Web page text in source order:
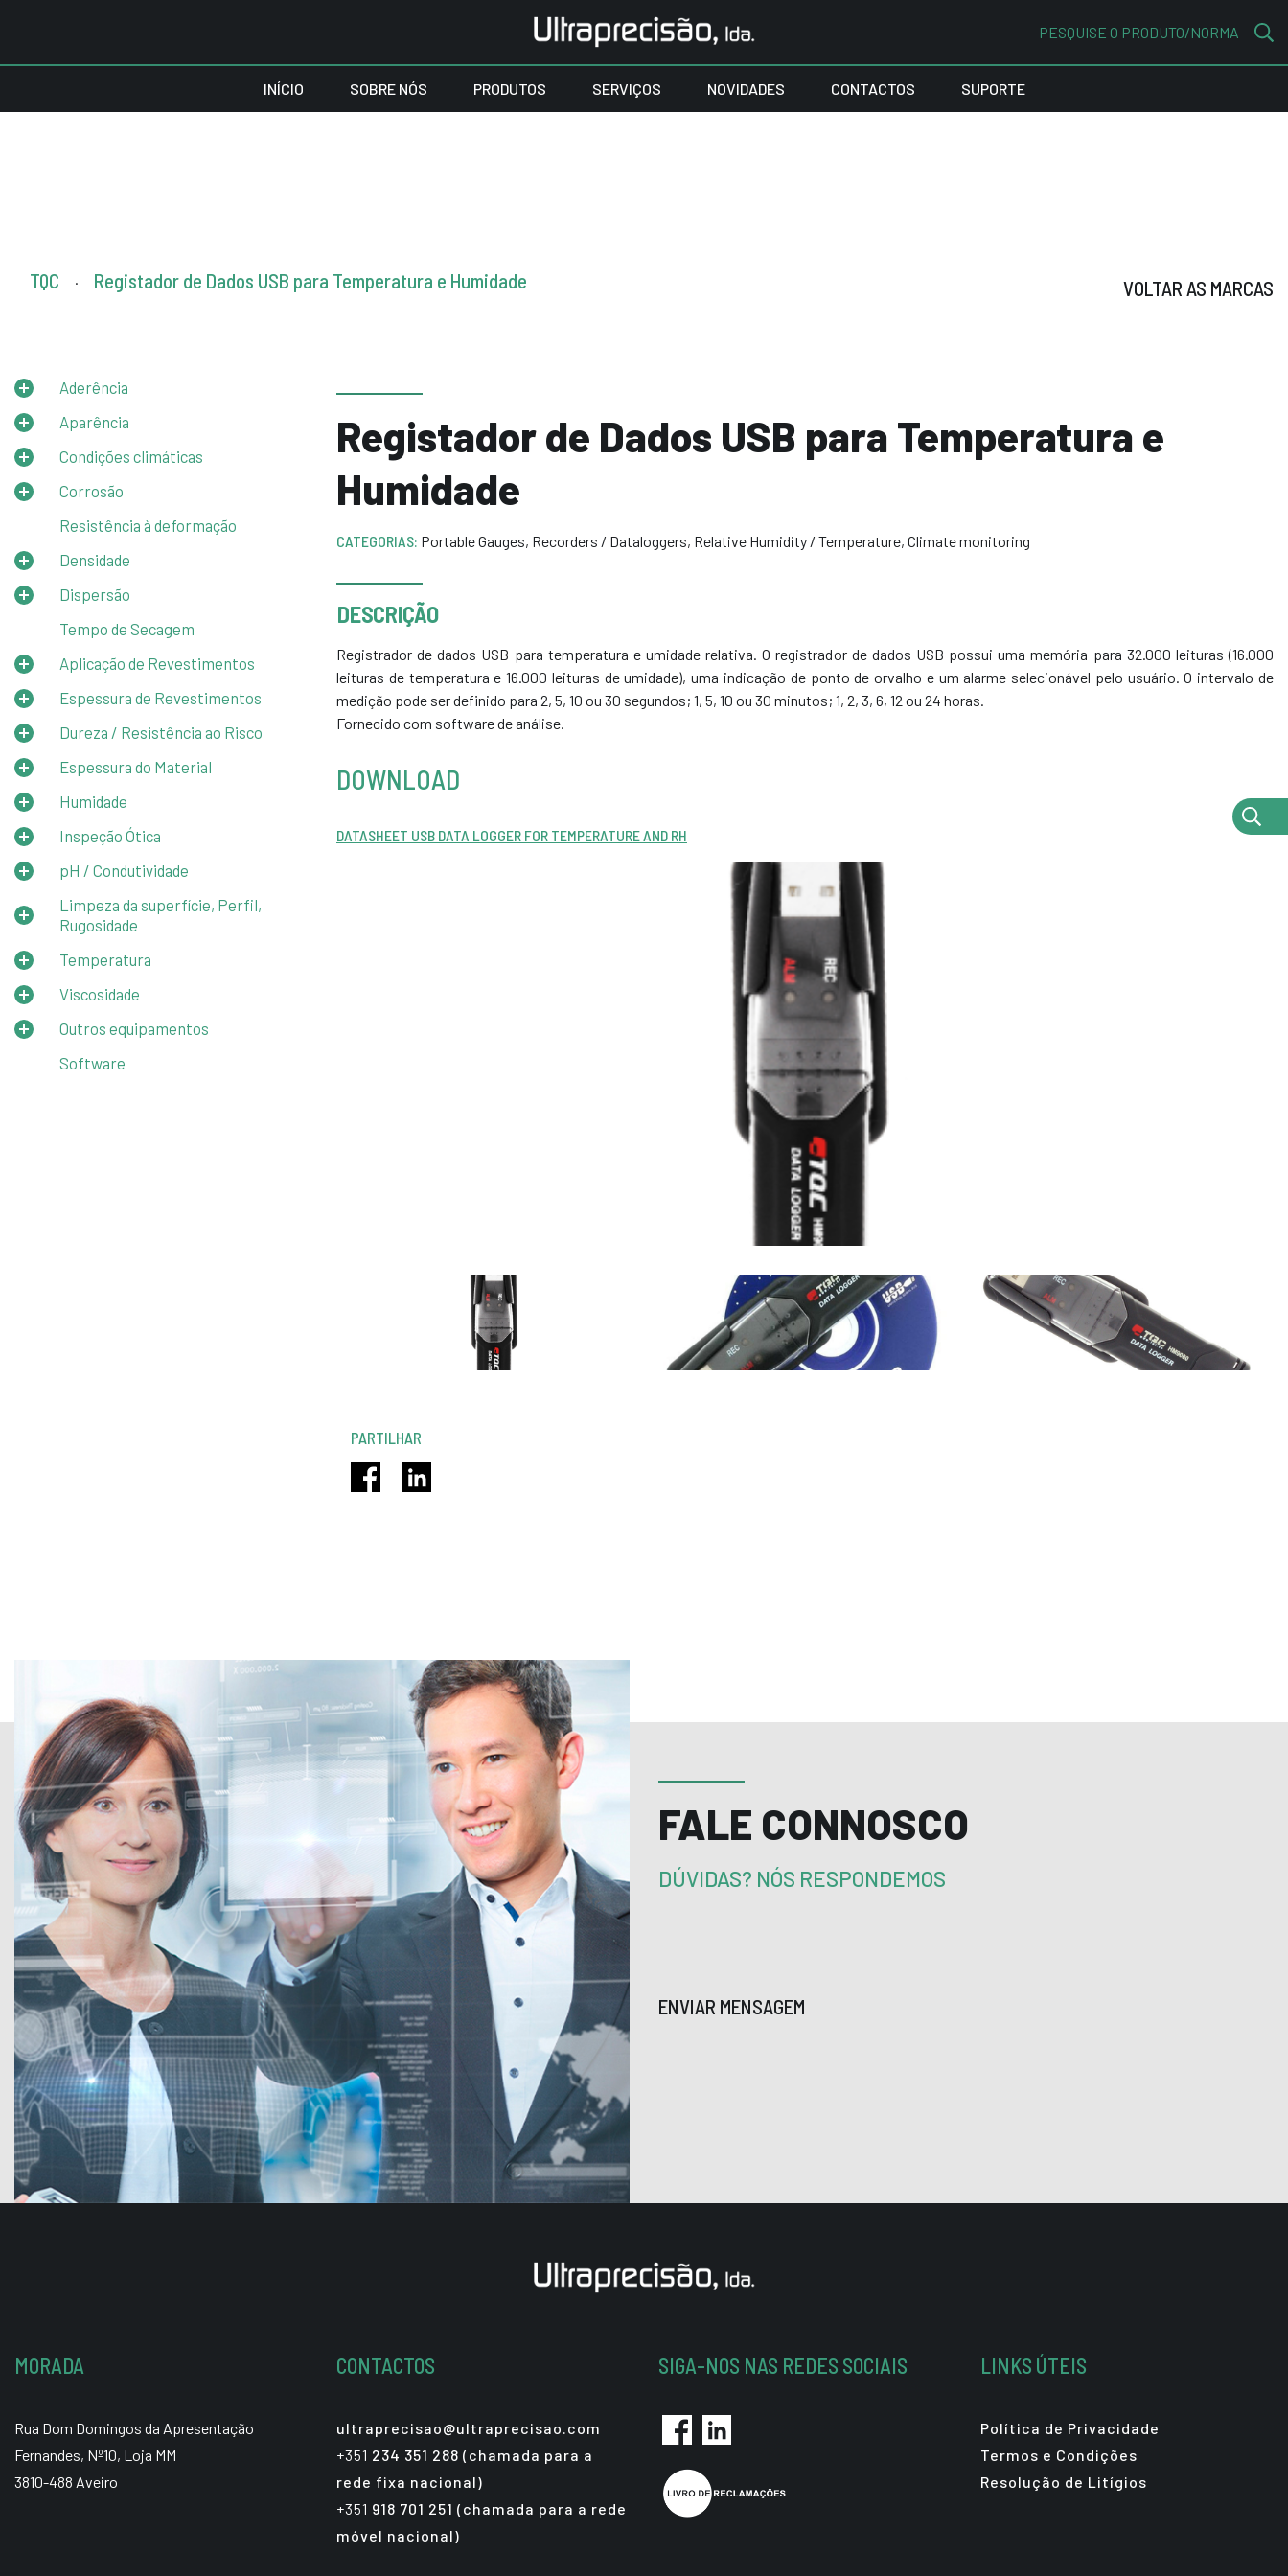
PESQUISE O PRODUTO/NORMA
INÍCIO SOBRE NÓS PRODUTOS SERVIÇOS NOVIDADES CONTACTOS SUPORTE
TQC . Registador de Dados USB para Temperatura e Humidade VOLTAR AS MARCAS
Aderência
Aparência
Condições climáticas
Corrosão
Resistência à deformação
Densidade
Dispersão
Tempo de Secagem
Aplicação de Revestimentos
Espessura de Revestimentos
Dureza / Resistência ao Risco
Espessura do Material
Humidade
Inspeção Ótica
pH / Condutividade
Limpeza da superfície, Perfil,
Rugosidade
Temperatura
Viscosidade
Outros equipamentos
Software
PARTILHAR
Registador de Dados USB para Temperatura e
Humidade
CATEGORIAS: Portable Gauges, Recorders / Dataloggers, Relative Humidity / Temperature, Climate monitoring
DESCRIÇÃO
Registrador de dados USB para temperatura e umidade relativa. O registrador de dados USB possui uma memória para 32.000 leituras (16.000
leituras de temperatura e 16.000 leituras de umidade), uma indicação de ponto de orvalho e um alarme selecionável pelo usuário. O intervalo de
medição pode ser definido para 2, 5, 10 ou 30 segundos; 1, 5, 10 ou 30 minutos; 1, 2, 3, 6, 12 ou 24 horas.
Fornecido com software de análise.
DOWNLOAD
DATASHEET USB DATA LOGGER FOR TEMPERATURE AND RH
FALE CONNOSCO
DÚVIDAS? NÓS RESPONDEMOS
ENVIAR MENSAGEM
MORADA
Rua Dom Domingos da Apresentação
Fernandes, Nº10, Loja MM
3810-488 Aveiro
CONTACTOS
ultraprecisao@ultraprecisao.com
+351 234 351 288 (chamada para a
rede fixa nacional)
+351 918 701 251 (chamada para a rede
móvel nacional)
SIGA-NOS NAS REDES SOCIAIS LINKS ÚTEIS
Política de Privacidade
Termos e Condições
Resolução de Litígios